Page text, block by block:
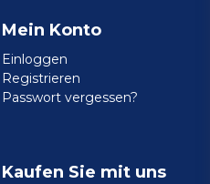
Mein Konto
Einloggen
Registrieren
Passwort vergessen?
Kaufen Sie mit uns